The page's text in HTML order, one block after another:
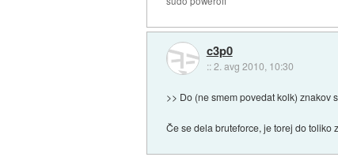
c3p0
::2. avg 2010, 10:30
>> Do (ne smem povedat kolk) znakov
Če se dela bruteforce, je torej do toliko